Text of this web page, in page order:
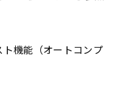
ト機能（オートコンプ